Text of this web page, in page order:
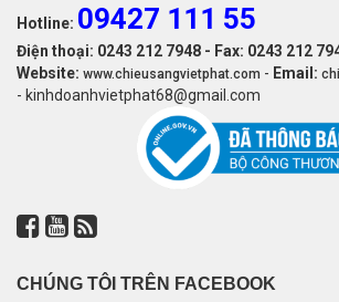
Hotline: 09427 111 55
Điện thoại: 0243 212 7948 - Fax: 0243 212
Website: www.chieusangvietphat.com - Email:
- kinhdoanhvietphat68@gmail.com
CHÚNG TÔI TRÊN FACEBOOK